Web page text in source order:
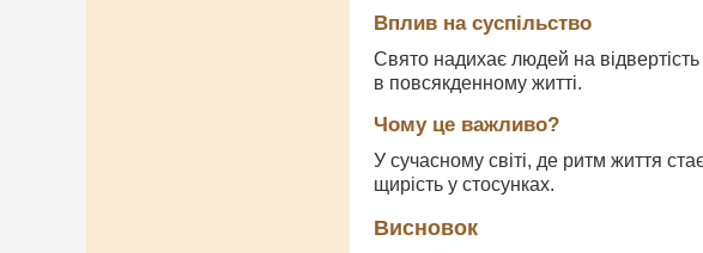
Вплив на суспільство
Свято надихає людей на
в повсякденному житті.
Чому це важливо?
У сучасному світі, де ритм життя
щирість у стосунках.
Висновок